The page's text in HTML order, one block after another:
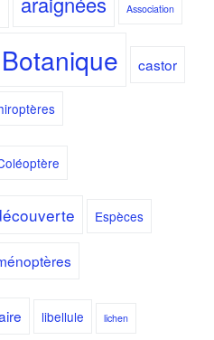
Association
Botanique castor
Espèces
libellule lichen